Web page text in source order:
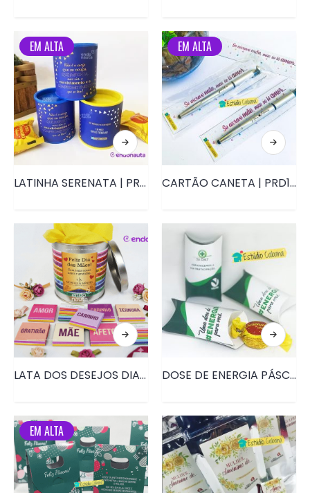
EM ALTA
LATINHA SERENATA | PRD156
EM ALTA
CARTÃO CANETA | PRD114
LATA DOS DESEJOS DIA DAS MÃES• PRD007 DOSE DE ENERGIA PÁSCOA • PRD100
EM ALTA